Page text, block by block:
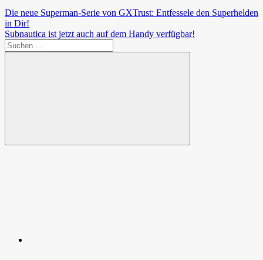
Beitragsnavigation
Vorheriger
Beitrag:
Die neue Superman-Serie von GXTrust: Entfessele den Superhelden
in Dir!
Nächster
Beitrag:
Subnautica ist jetzt auch auf dem Handy verfügbar!
Suchen
nach:
Suchen